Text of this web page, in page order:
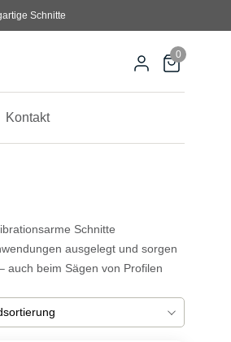
Schnitte
Kontakt
0
Schnitte
ausgelegt und sorgen
auch beim Sägen von Profilen